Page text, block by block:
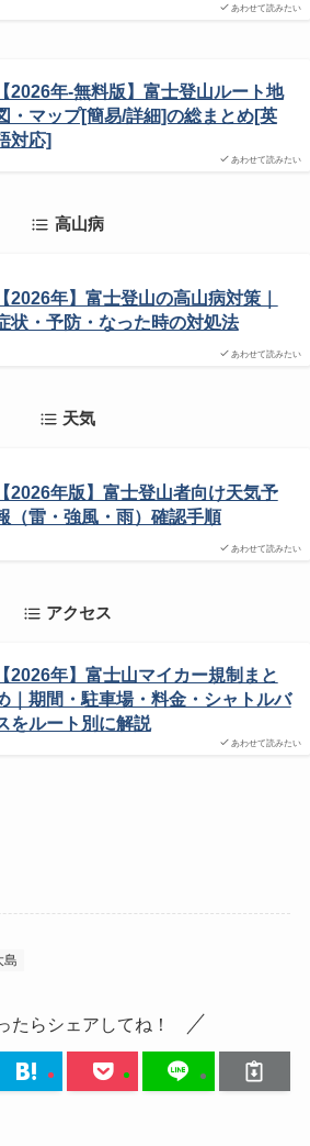
あわせて読みたい
あわせて読みたい
【2026年-無料版】富士登山ルート地
・マップ[簡易/詳細]の総まとめ[英
対応]
高山病
あわせて読みたい
【2026年】富士登山の高山病対策｜
状・予防・なった時の対処法
天気
あわせて読みたい
【2026年版】富士登山者向け天気予
（雷・強風・雨）確認手順
アクセス
あわせて読みたい
【2026年】富士山マイカー規制まと
｜期間・駐車場・料金・シャトルバ
をルート別に解説
島
たらシェアしてね！